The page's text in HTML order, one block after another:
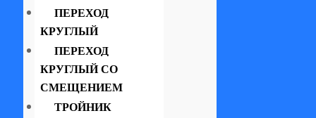
ПЕРЕХОД
КРУГЛЫЙ
ПЕРЕХОД
КРУГЛЫЙ СО
СМЕЩЕНИЕМ
ТРОЙНИК